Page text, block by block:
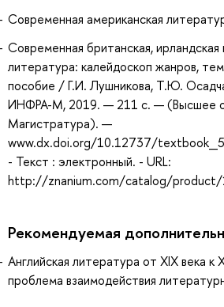
Современная американская
Современная британская, ирландская
литература: калейдоскоп жанров,
пособие / Г.И. Лушникова, Т.Ю.
ИНФРА-М, 2019. — 211 с. — (Высшее
Магистратура). —
www.dx.doi.org/10.12737/
- Текст : электронный. - URL:
http://znanium.com/catalog/product/
Рекомендуемая
Английская литература от XIX века к
проблема взаимодействия